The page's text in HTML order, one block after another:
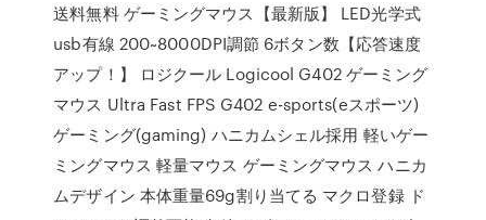
送料無料 ゲーミングマウス【最新版】 LED光学式
usb有線 200~8000DPI調節 6ボタン数【応答速度
アップ！】 ロジクール Logicool G402 ゲーミング
マウス Ultra Fast FPS G402 e-sports(eスポーツ)
ゲーミング(gaming) ハニカムシェル採用 軽いゲー
ミングマウス 軽量マウス ゲーミングマウス ハニカ
ムデザイン 本体重量69g割り当てる マクロ登録 ド